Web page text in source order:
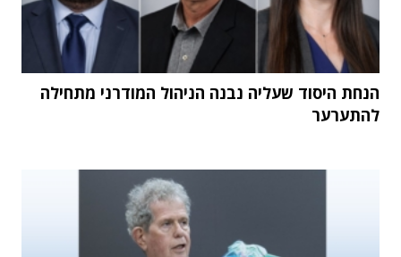
הנחת היסוד שעליה נבנה הניהול המודרני מתחילה
להתערער